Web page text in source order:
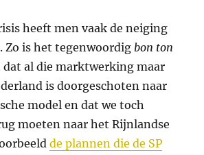
heeft men vaak de neiging
Zo is het tegenwoordig bon ton
dat al die marktwerking maar
is doorgeschoten naar
model en dat we toch
moeten naar het Rijnlandse
de plannen die de SP